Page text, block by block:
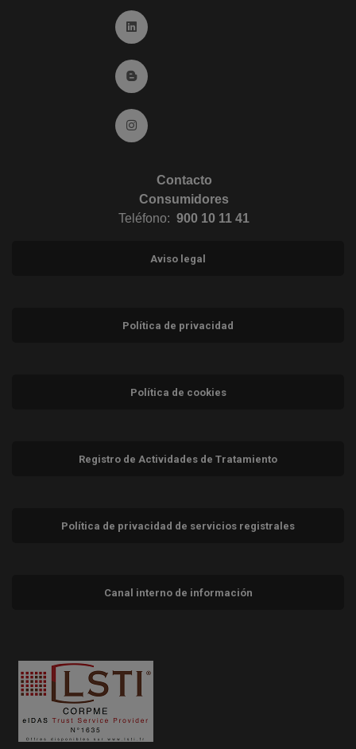
Ir a Linkedin (abre en ventana nueva)
Ir al Blog (abre en ventana nueva)
Ir a Instagram (abre en ventana nueva)
Contacto
Consumidores
Teléfono: 900 10 11 41
Aviso legal
Política de privacidad
Política de cookies
Registro de Actividades de Tratamiento
Política de privacidad de servicios registrales
Canal interno de información